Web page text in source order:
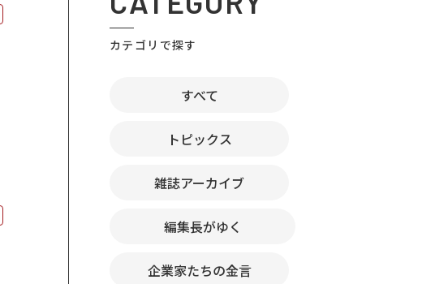
カテゴリで探す
すべて
トピックス
雑誌アーカイブ
編集長がゆく
企業家たちの金言